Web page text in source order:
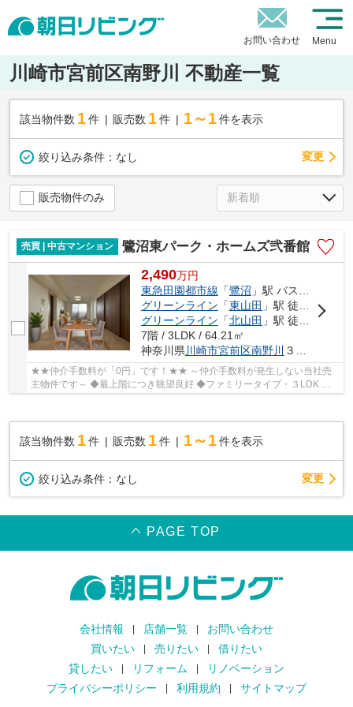
お問い合わせ Menu
川崎市宮前区南野川 不動産一覧
該当物件数 1件 販売数 1 件 1～1 件を表示
絞り込み条件： なし 変更
販売物件のみ
売買 | 中古マンション 鷺沼東パーク・ホームズ弐番館
2,490万円
東急田園都市線 「鷺沼 」駅 バス22分 「久末」 停歩4分
グリーンライン 「東山田 」駅 徒歩24分
グリーンライン 「北山田 」駅 徒歩28分
7階 / 3LDK / 64.21㎡
神奈川県 川崎市宮前区南野川 ３丁目13-5
★★仲介手数料が「0円」です！★★ ～仲介手数料が発生しない当社売
主物件です～ ◆最上階につき眺望良好 ◆ファミリータイプ・３LDK ◆
該当物件数 1件 販売数 1 件 1～1 件を表示
絞り込み条件： なし 変更
PAGE TOP
会社情報 店舗一覧
お問い合わせ
買いたい
売りたい
借りたい
貸したい
リフォーム
リノベーション
プライバシーポリシー
利用規約 サイトマップ